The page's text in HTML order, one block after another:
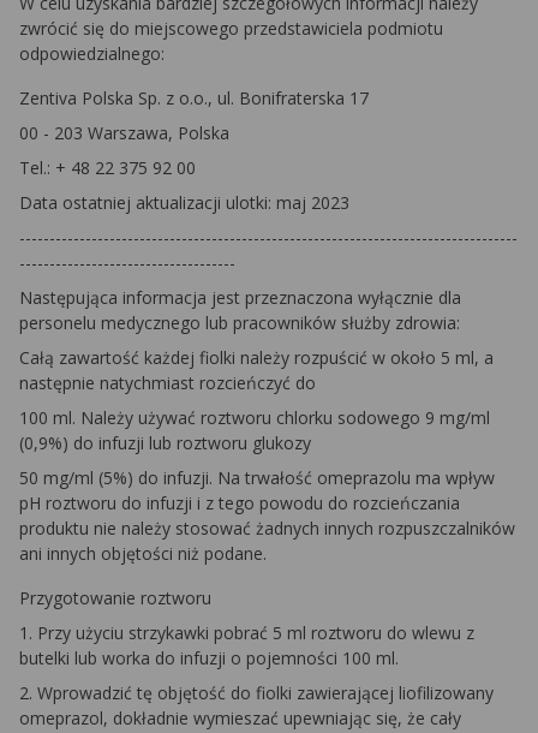
zwrócić się do miejscowego przedstawiciela podmiotu
odpowiedzialnego:
Zentiva Polska Sp. z o.o., ul. Bonifraterska 17
00 - 203 Warszawa, Polska
Tel.: + 48 22 375 92 00
Data ostatniej aktualizacji ulotki: maj 2023
-----------------------------------------------------------------------------------
------------------------------------
Następująca informacja jest przeznaczona wyłącznie dla
personelu medycznego lub pracowników służby zdrowia:
Całą zawartość każdej fiolki należy rozpuścić w około 5 ml, a
następnie natychmiast rozcieńczyć do
100 ml. Należy używać roztworu chlorku sodowego 9 mg/ml
(0,9%) do infuzji lub roztworu glukozy
50 mg/ml (5%) do infuzji. Na trwałość omeprazolu ma wpływ
pH roztworu do infuzji i z tego powodu do rozcieńczania
produktu nie należy stosować żadnych innych rozpuszczalników
ani innych objętości niż podane.
Przygotowanie roztworu
1. Przy użyciu strzykawki pobrać 5 ml roztworu do wlewu z
butelki lub worka do infuzji o pojemności 100 ml.
2. Wprowadzić tę objętość do fiolki zawierającej liofilizowany
omeprazol, dokładnie wymieszać upewniając się, że cały